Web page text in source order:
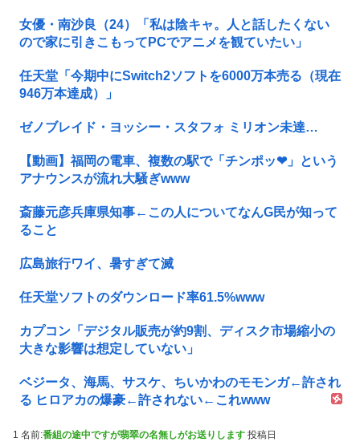
女優・南沙良（24）「私は陰キャ。人と話したくない
ので家に引きこもってPCでアニメを観ていたい」
任天堂「今期中にSwitch2ソフトを6000万本売る（現在
946万本達成）」
ゼノブレイド・ヨッシー・スタフォ ミリオン未達…
【動画】福岡の電車、複数の駅で「チンポッ❤」という
アナウンスが流れ大騒ぎwww
斎藤元彦兵庫県知事←この人についてなんG民が知って
ること
広島旅行ワイ、暑すぎて滅
任天堂ソフトのダウンロード率61.5%www
カプコン「デジタル販売が約9割、ディスク市場縮小の
大きな影響は想定していない」
ベジータ、海馬、サスケ、ちいかわのモモンガ←許され
る ヒロアカの爆豪←許されない←これwww
1 名前:番組の途中ですが翡翠の名無しがお送りします 投稿日